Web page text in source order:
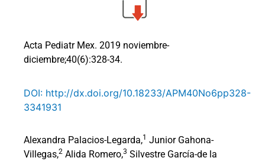
Acta Pediatr Mex. 2019 noviembre-
diciembre;40(6):328-34.
DOI: http://dx.doi.org/10.18233/APM40No6pp328-
3341931
Alexandra Palacios-Legarda,1 Junior Gahona-
Villegas,2 Alida Romero,3 Silvestre García-de la